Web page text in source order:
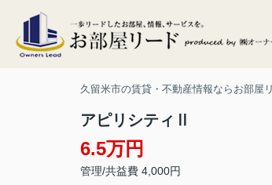
久留米市の賃貸・不動産情報ならお部屋
アピリシティⅡ
6.5万円
管理/共益費 4,000円